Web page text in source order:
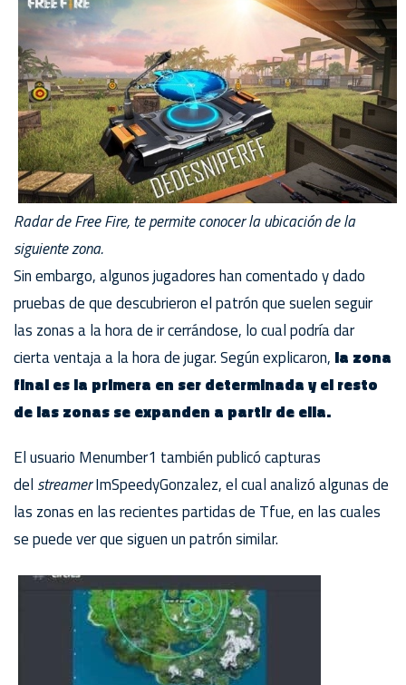
Radar de Free Fire, te permite conocer la ubicación de la
siguiente zona.
Sin embargo, algunos jugadores han comentado y dado
pruebas de que descubrieron el patrón que suelen seguir
las zonas a la hora de ir cerrándose, lo cual podría dar
cierta ventaja a la hora de jugar. Según explicaron, la zona
final es la primera en ser determinada y el resto
de las zonas se expanden a partir de ella.
El usuario Menumber1 también publicó capturas
del streamerImSpeedyGonzalez, el cual analizó algunas de
las zonas en las recientes partidas de Tfue, en las cuales
se puede ver que siguen un patrón similar.